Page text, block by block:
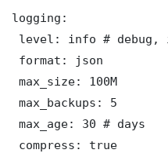
logging:
level: info # debug,
format: json
max_size: 100M
max_backups: 5
max_age: 30 # days
compress: true